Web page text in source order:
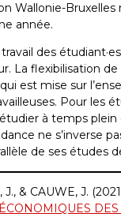
Wallonie-Bruxelles
année.
des
La flexibilisation
est mise sur
Pour les
à temps
ne s’inverse
de ses études
J., & CAUWE, J.
DES